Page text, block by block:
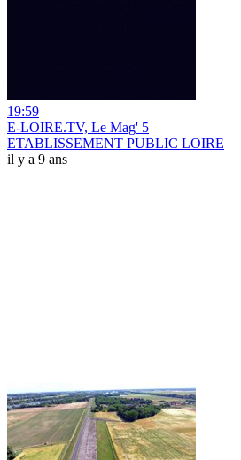
19:59
E-LOIRE.TV, Le Mag' 5
ETABLISSEMENT PUBLIC LOIRE
il y a 9 ans